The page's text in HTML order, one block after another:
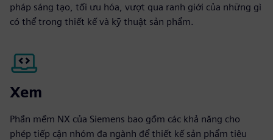
pháp sáng tạo, tối ưu hóa, vượt qua ranh giới của những gì
có thể trong thiết kế và kỹ thuật sản phẩm.
Xem
Phần mềm NX của Siemens bao gồm các khả năng cho
phép tiếp cận nhóm đa ngành để thiết kế sản phẩm tiêu